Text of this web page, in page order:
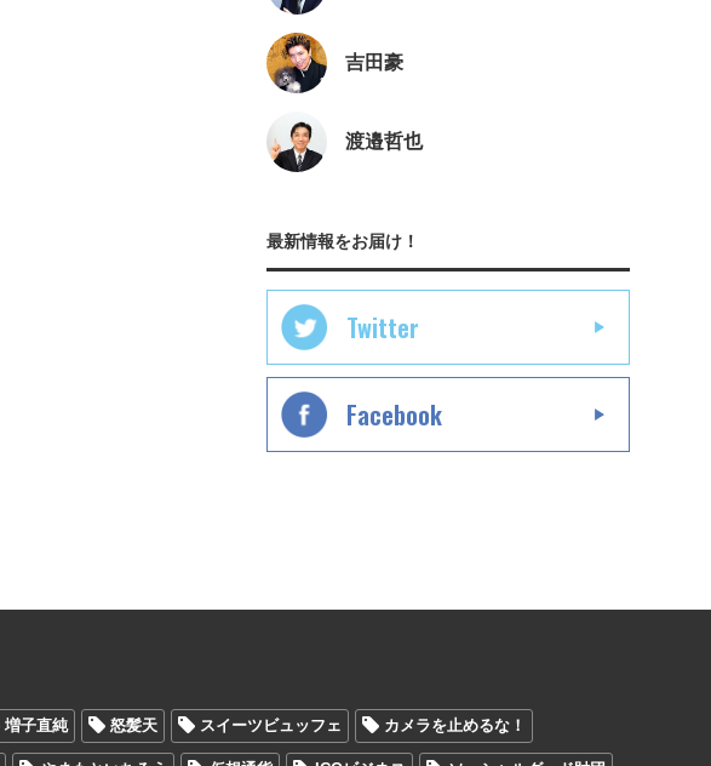
吉田豪
渡邉哲也
最新情報をお届け！
Twitter
Facebook
増子直純 怒髪天 スイーツビュッフェ カメラを止めるな！